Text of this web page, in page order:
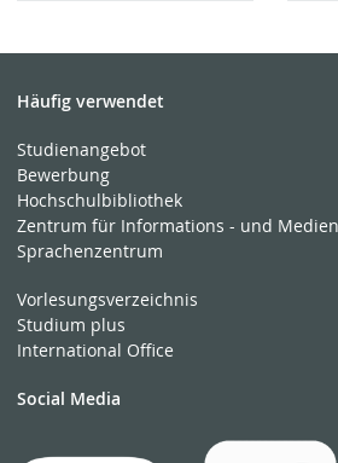
Häufig verwendet
Studienangebot
Bewerbung
Hochschulbibliothek
Zentrum für Informations - und
Sprachenzentrum
Vorlesungsverzeichnis
Studium plus
International Office
Social Media